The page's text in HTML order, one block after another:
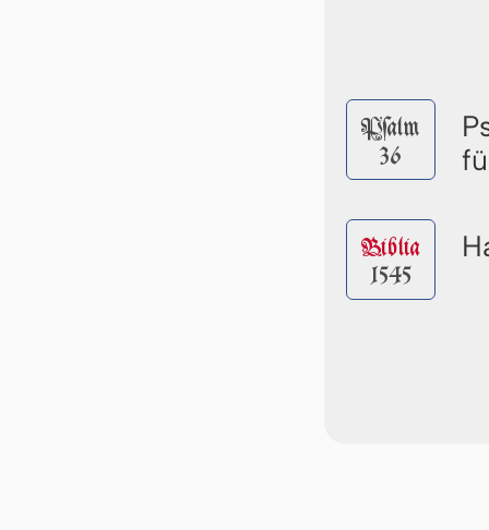
Pſalm
36
Biblia
1545